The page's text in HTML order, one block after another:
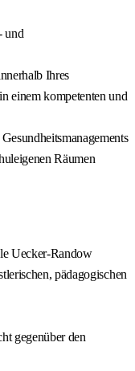
und
Ihres
einem kompetenten und
Räumen
Uecker-Randow
pädagogischen
gegenüber den